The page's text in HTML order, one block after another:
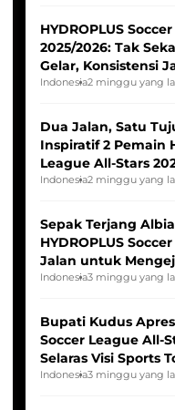
HYDROPLUS
2025/2026: Tak
Gelar, Konsistensi
Indonesia2 minggu yang
Dua Jalan, Satu
Inspiratif 2 Pemain
League All-Stars
Seleksi Timnas
Indonesia2 minggu yang
Sepak Terjang
HYDROPLUS
Jalan untuk
Indonesia Putri
Indonesia3 minggu yang
Bupati Kudus
Soccer League All-
Selaras Visi Sports
Indonesia3 minggu yang